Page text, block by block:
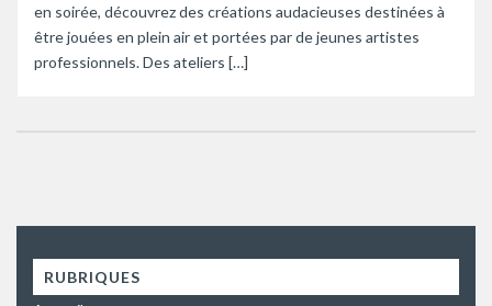
en soirée, découvrez des créations audacieuses destinées à
être jouées en plein air et portées par de jeunes artistes
professionnels. Des ateliers […]
RUBRIQUES